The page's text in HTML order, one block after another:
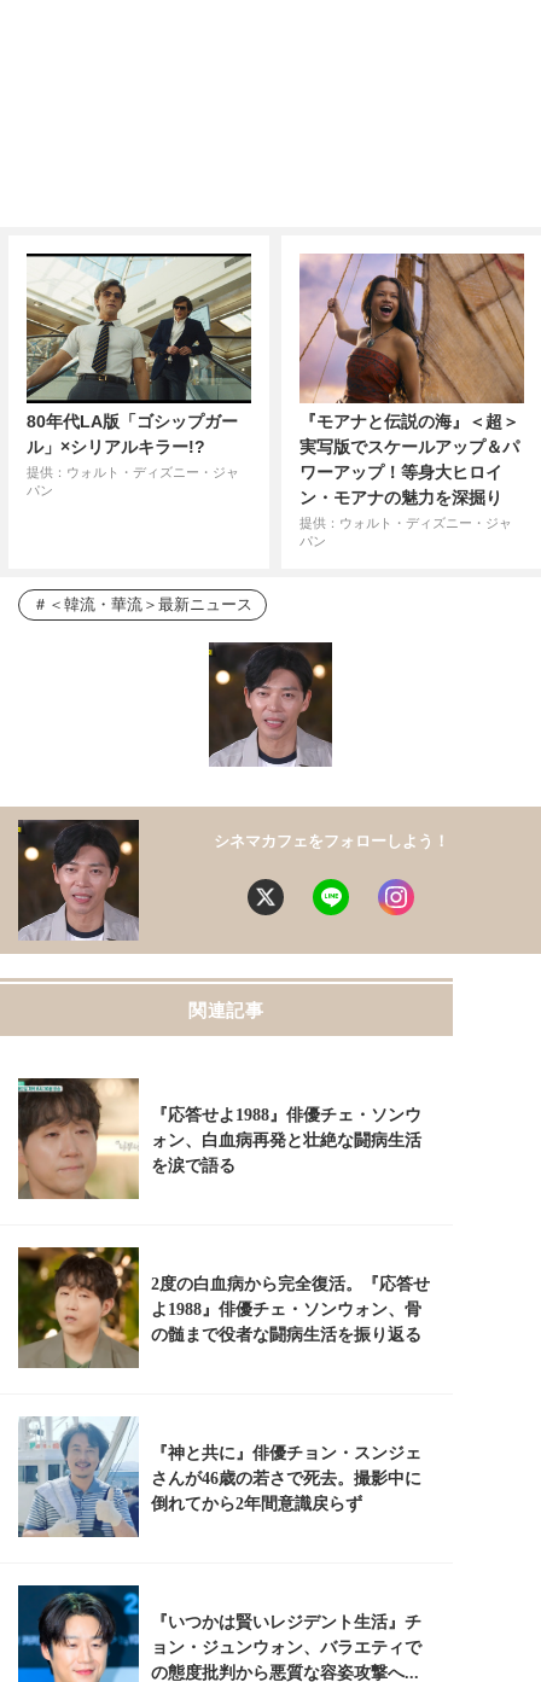
80年代LA版「ゴシップガー
ル」×シリアルキラー!?
提供：ウォルト・ディズニー・ジャ
パン
『モアナと伝説の海』＜超＞
実写版でスケールアップ＆パ
ワーアップ！等身大ヒロイ
ン・モアナの魅力を深掘り
提供：ウォルト・ディズニー・ジャ
パン
＜韓流・華流＞最新ニュース
シネマカフェをフォローしよう！